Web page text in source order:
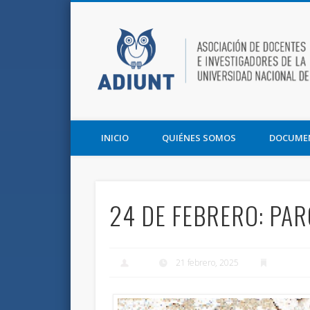
Asociación de Docentes e Investigadores de la UNT y la
INICIO QUIÉNES SOMOS
24 DE FEBRERO:
21 febrero, 2025